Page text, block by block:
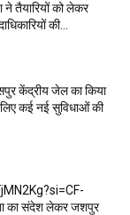
ने तैयारियों को लेकर
की...
केंद्रीय जेल का किया
कई नई सुविधाओं की
का संदेश लेकर जशपुर